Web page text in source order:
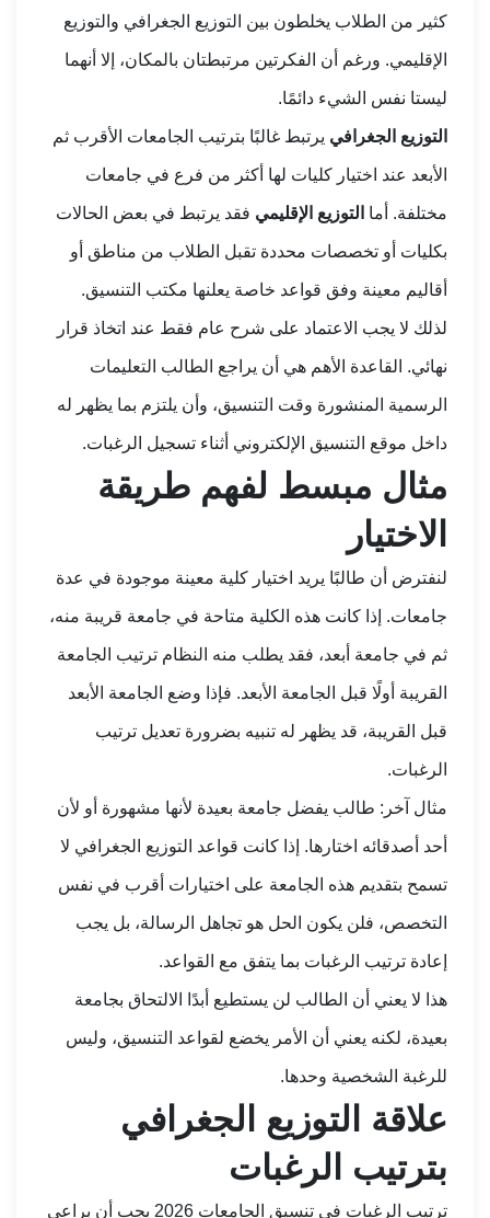
كثير من الطلاب يخلطون بين التوزيع الجغرافي والتوزيع
الإقليمي. ورغم أن الفكرتين مرتبطتان بالمكان، إلا أنهما
ليستا نفس الشيء دائمًا.
التوزيع الجغرافي يرتبط غالبًا بترتيب الجامعات الأقرب ثم
الأبعد عند اختيار كليات لها أكثر من فرع في جامعات
مختلفة. أما التوزيع الإقليمي فقد يرتبط في بعض الحالات
بكليات أو تخصصات محددة تقبل الطلاب من مناطق أو
أقاليم معينة وفق قواعد خاصة يعلنها مكتب التنسيق.
لذلك لا يجب الاعتماد على شرح عام فقط عند اتخاذ قرار
نهائي. القاعدة الأهم هي أن يراجع الطالب التعليمات
الرسمية المنشورة وقت التنسيق، وأن يلتزم بما يظهر له
داخل موقع التنسيق الإلكتروني أثناء تسجيل الرغبات.
مثال مبسط لفهم طريقة
الاختيار
لنفترض أن طالبًا يريد اختيار كلية معينة موجودة في عدة
جامعات. إذا كانت هذه الكلية متاحة في جامعة قريبة منه،
ثم في جامعة أبعد، فقد يطلب منه النظام ترتيب الجامعة
القريبة أولًا قبل الجامعة الأبعد. فإذا وضع الجامعة الأبعد
قبل القريبة، قد يظهر له تنبيه بضرورة تعديل ترتيب
الرغبات.
مثال آخر: طالب يفضل جامعة بعيدة لأنها مشهورة أو لأن
أحد أصدقائه اختارها. إذا كانت قواعد التوزيع الجغرافي لا
تسمح بتقديم هذه الجامعة على اختيارات أقرب في نفس
التخصص، فلن يكون الحل هو تجاهل الرسالة، بل يجب
إعادة ترتيب الرغبات بما يتفق مع القواعد.
هذا لا يعني أن الطالب لن يستطيع أبدًا الالتحاق بجامعة
بعيدة، لكنه يعني أن الأمر يخضع لقواعد التنسيق، وليس
للرغبة الشخصية وحدها.
علاقة التوزيع الجغرافي
بترتيب الرغبات
ترتيب الرغبات في تنسيق الجامعات 2026 يجب أن يراعي